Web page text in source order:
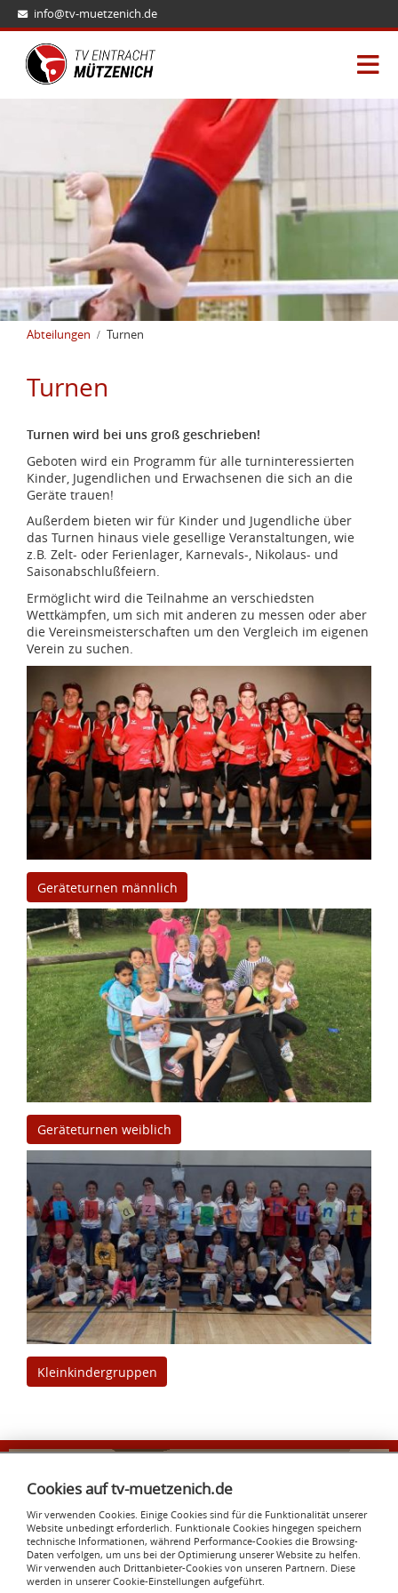
info@tv-muetzenich.de
Abteilungen Turnen
Turnen
Turnen wird bei uns groß geschrieben!
Geboten wird ein Programm für alle turninteressierten
Kinder, Jugendlichen und Erwachsenen die sich an die
Geräte trauen!
Außerdem bieten wir für Kinder und Jugendliche über
das Turnen hinaus viele gesellige Veranstaltungen, wie
z.B. Zelt- oder Ferienlager, Karnevals-, Nikolaus- und
Saisonabschlußfeiern.
Ermöglicht wird die Teilnahme an verschiedsten
Wettkämpfen, um sich mit anderen zu messen oder aber
die Vereinsmeisterschaften um den Vergleich im eigenen
Verein zu suchen.
Geräteturnen männlich
Geräteturnen weiblich
Kleinkindergruppen
Taupunkt
zur Homepage
TV Eintracht Mützenich 1921 e. V.
Reichensteiner Straße 138
52156 Monschau
Cookies auf tv-muetzenich.de
Wir verwenden Cookies. Einige Cookies sind für die Funktionalität unserer
Website unbedingt erforderlich. Funktionale Cookies hingegen speichern
technische Informationen, während Performance-Cookies die Browsing-
Daten verfolgen, um uns bei der Optimierung unserer Website zu helfen.
Wir verwenden auch Drittanbieter-Cookies von unseren Partnern. Diese
werden in unserer Cookie-Einstellungen aufgeführt.